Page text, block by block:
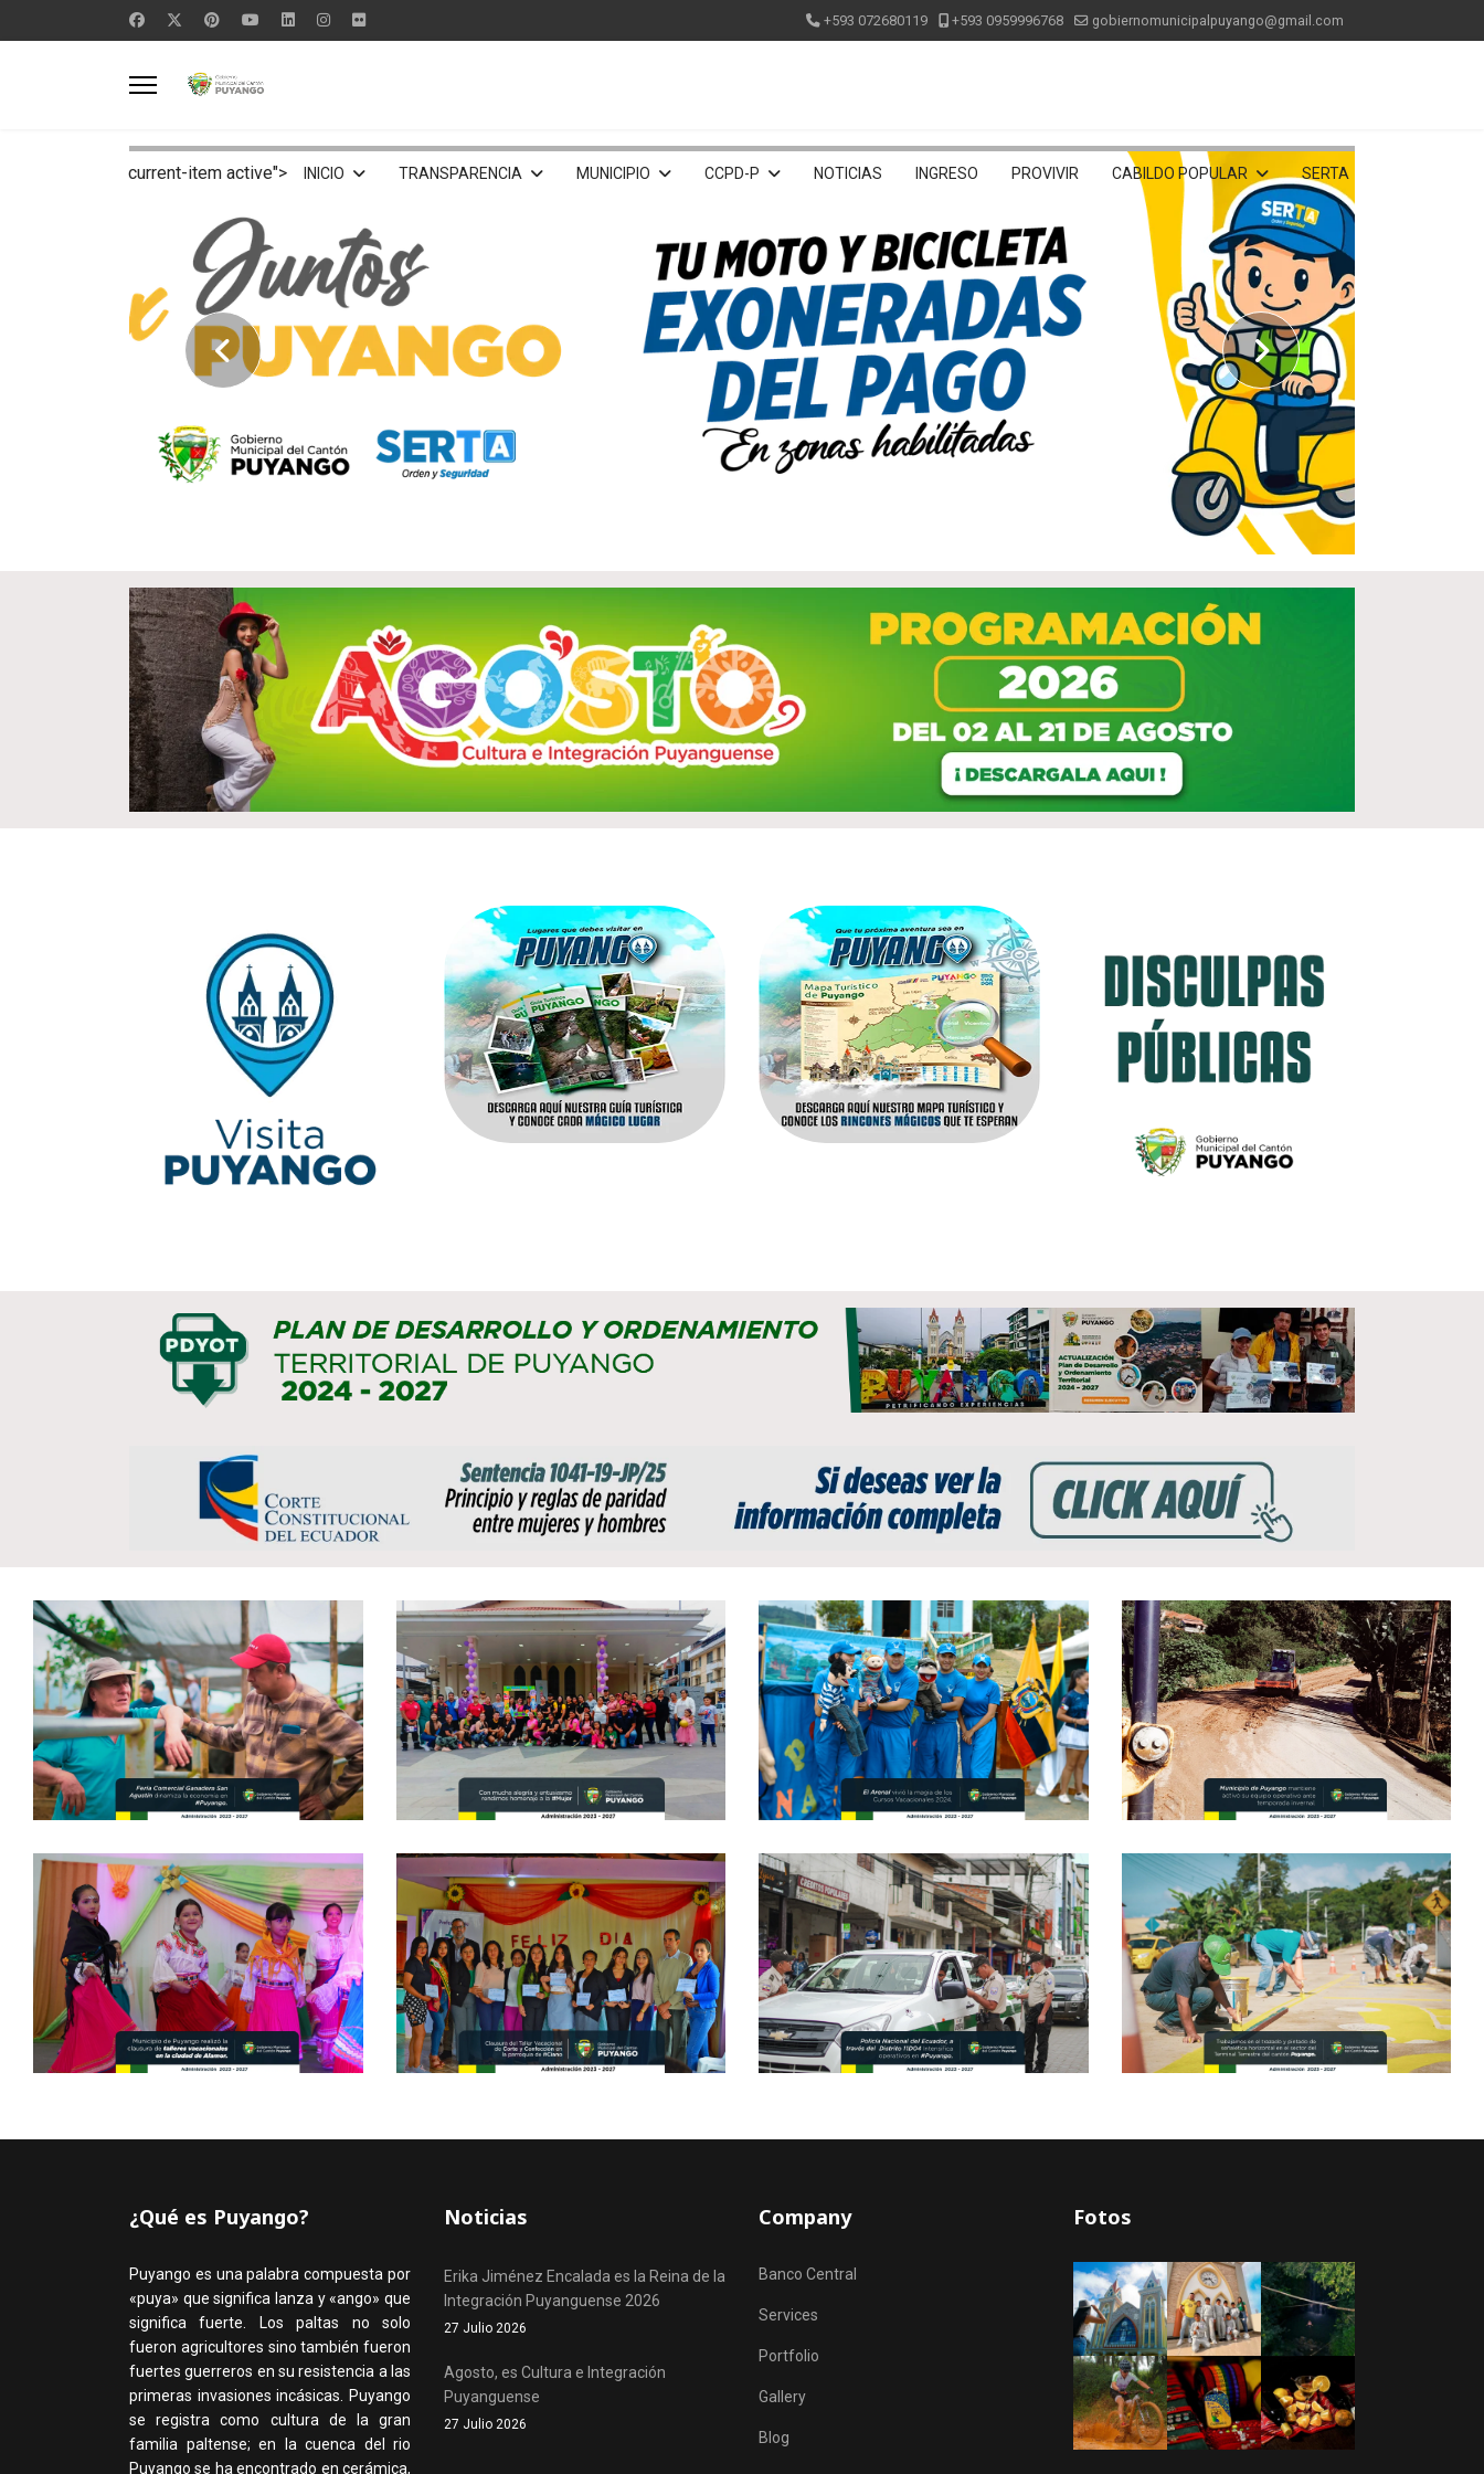
+593 072680119 +593 0959996768 gobiernomunicipalpuyango@gmail.com
current-item active"> INICIO TRANSPARENCIA MUNICIPIO CCPD-P NOTICIAS INGRESO PROVIVIR CABILDO POPULAR SERTA
¿Qué es Puyango?
Puyango es una palabra compuesta por
«puya» que significa lanza y «ango» que
significa fuerte. Los paltas no solo
fueron agricultores sino también fueron
fuertes guerreros en su resistencia a las
primeras invasiones incásicas. Puyango
se registra como cultura de la gran
familia paltense; en la cuenca del rio
Puyango se ha encontrado en cerámica,
Noticias
Erika Jiménez Encalada es la Reina de la
Integración Puyanguense 2026
27 Julio 2026
Agosto, es Cultura e Integración
Puyanguense
27 Julio 2026
Company
Banco Central
Services
Portfolio
Gallery
Blog
Fotos